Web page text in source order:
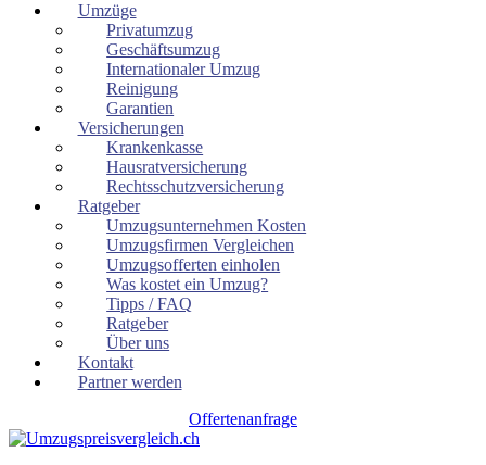
Umzüge
Privatumzug
Geschäftsumzug
Internationaler Umzug
Reinigung
Garantien
Versicherungen
Krankenkasse
Hausratversicherung
Rechtsschutzversicherung
Ratgeber
Umzugsunternehmen Kosten
Umzugsfirmen Vergleichen
Umzugsofferten einholen
Was kostet ein Umzug?
Tipps / FAQ
Ratgeber
Über uns
Kontakt
Partner werden
Offertenanfrage